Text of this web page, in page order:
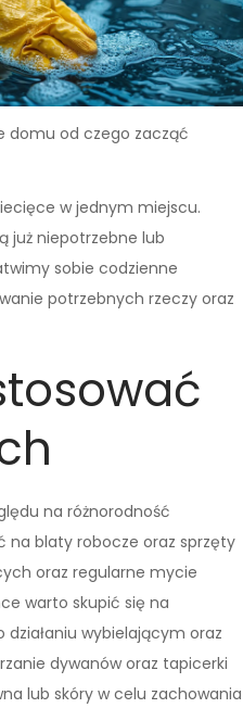
domu od czego zacząć
w jednym miejscu.
już niepotrzebne lub
sobie codzienne
potrzebnych rzeczy oraz
na różnorodność
na blaty robocze oraz sprzęty
oraz regularne mycie
warto skupić się na
wybielającym oraz
dywanów oraz tapicerki
lub skóry w celu zachowania